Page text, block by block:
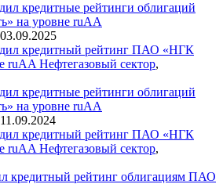
кредитные рейтинги облигаций
на уровне ruAA
03.09.2025
кредитный рейтинг ПАО «НГК
ruAA Нефтегазовый сектор,
кредитные рейтинги облигаций
на уровне ruAA
11.09.2024
кредитный рейтинг ПАО «НГК
ruAA Нефтегазовый сектор,
кредитный рейтинг облигациям ПАО